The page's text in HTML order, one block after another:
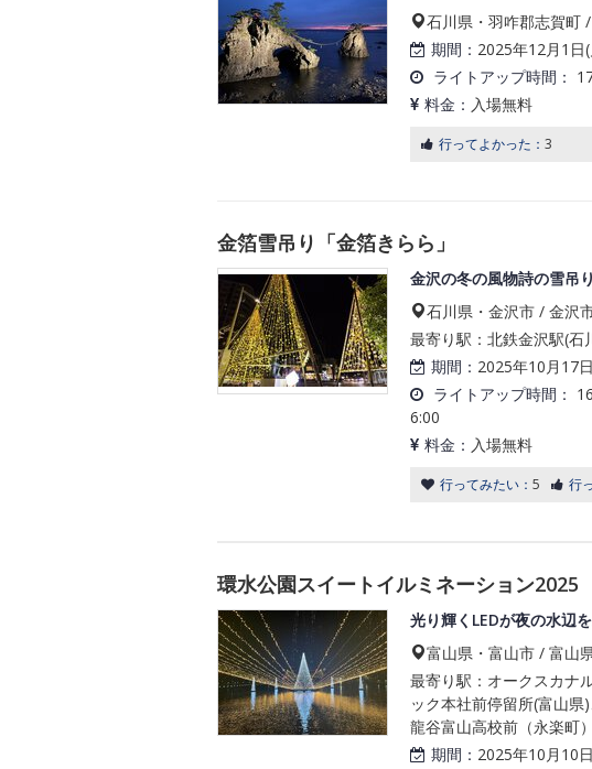
石川県・羽咋郡志賀町
期間： 2025年12月1日
ライトアップ時間：
料金： 入場無料
行ってよかった： 3
金箔雪吊り「金箔きらら」
金沢の冬の風物詩の雪吊
石川県・金沢市 / 金沢
最寄り駅：北鉄金沢駅(石
期間： 2025年10月17
ライトアップ時間：
6:00
料金： 入場無料
行ってみたい： 5 行
環水公園スイートイルミネーション2025
光り輝くLEDが夜の水辺
富山県・富山市 / 富山
最寄り駅：オークスカナ
ック本社前停留所(富山県
龍谷富山高校前（永楽町
期間： 2025年10月10